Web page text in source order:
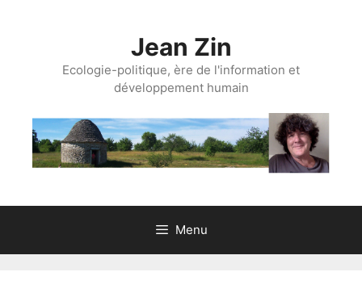
Jean Zin
Ecologie-politique, ère de l'information et
développement humain
Menu